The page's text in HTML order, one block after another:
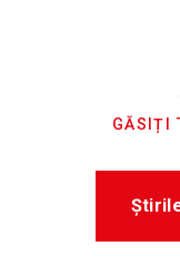
GĂSIȚI